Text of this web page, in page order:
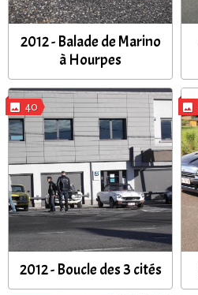
2012 - Balade de Marino
à Hourpes
40
2012 - Boucle des 3 cités